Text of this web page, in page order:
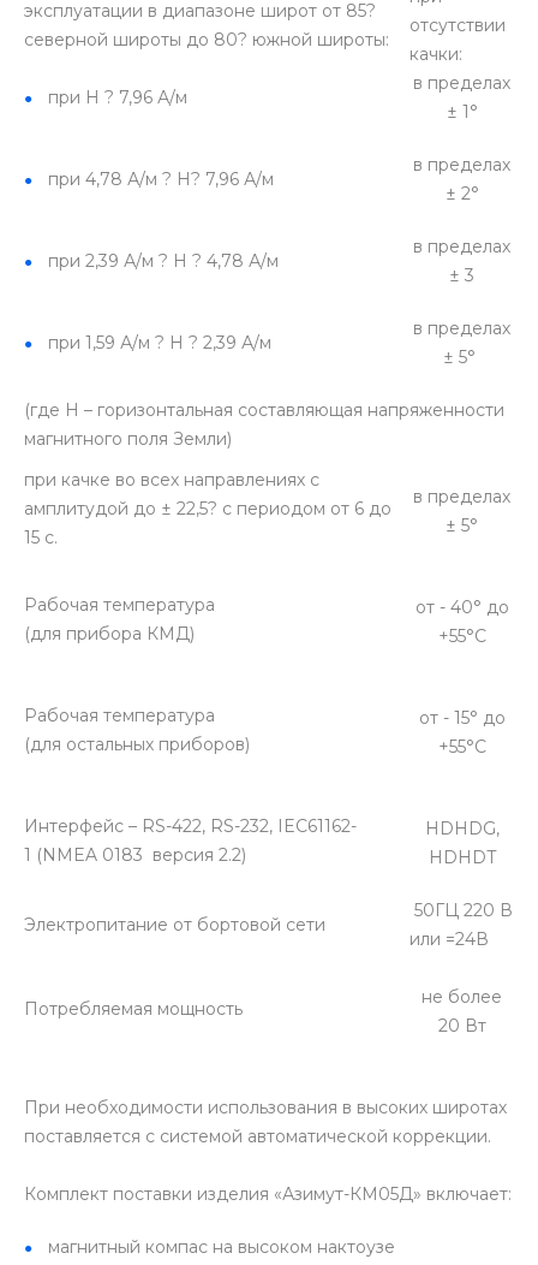
эксплуатации в диапазоне широт от 85?
северной широты до 80? южной широты:
отсутствии
качки:
при H ? 7,96 А/м
в пределах
± 1°
при 4,78 А/м ? Н? 7,96 А/м
в пределах
± 2°
при 2,39 А/м ? Н ? 4,78 А/м
в пределах
± 3
при 1,59 А/м ? Н ? 2,39 А/м
в пределах
± 5°
(где Н – горизонтальная составляющая напряженности
магнитного поля Земли)
при качке во всех направлениях с
амплитудой до ± 22,5? с периодом от 6 до
15 с.
в пределах
± 5°
Рабочая температура
(для прибора КМД)
от - 40° до
+55°С
Рабочая температура
(для остальных приборов)
от - 15° до
+55°С
Интерфейс – RS-422, RS-232, IEC61162-
1 (NMEA 0183 версия 2.2)
HDHDG,
HDHDT
Электропитание от бортовой сети
50ГЦ 220 В
или =24В
Потребляемая мощность
не более
20 Вт
При необходимости использования в высоких широтах
поставляется с системой автоматической коррекции.
Комплект поставки изделия «Азимут-КМ05Д» включает:
магнитный компас на высоком нактоузе